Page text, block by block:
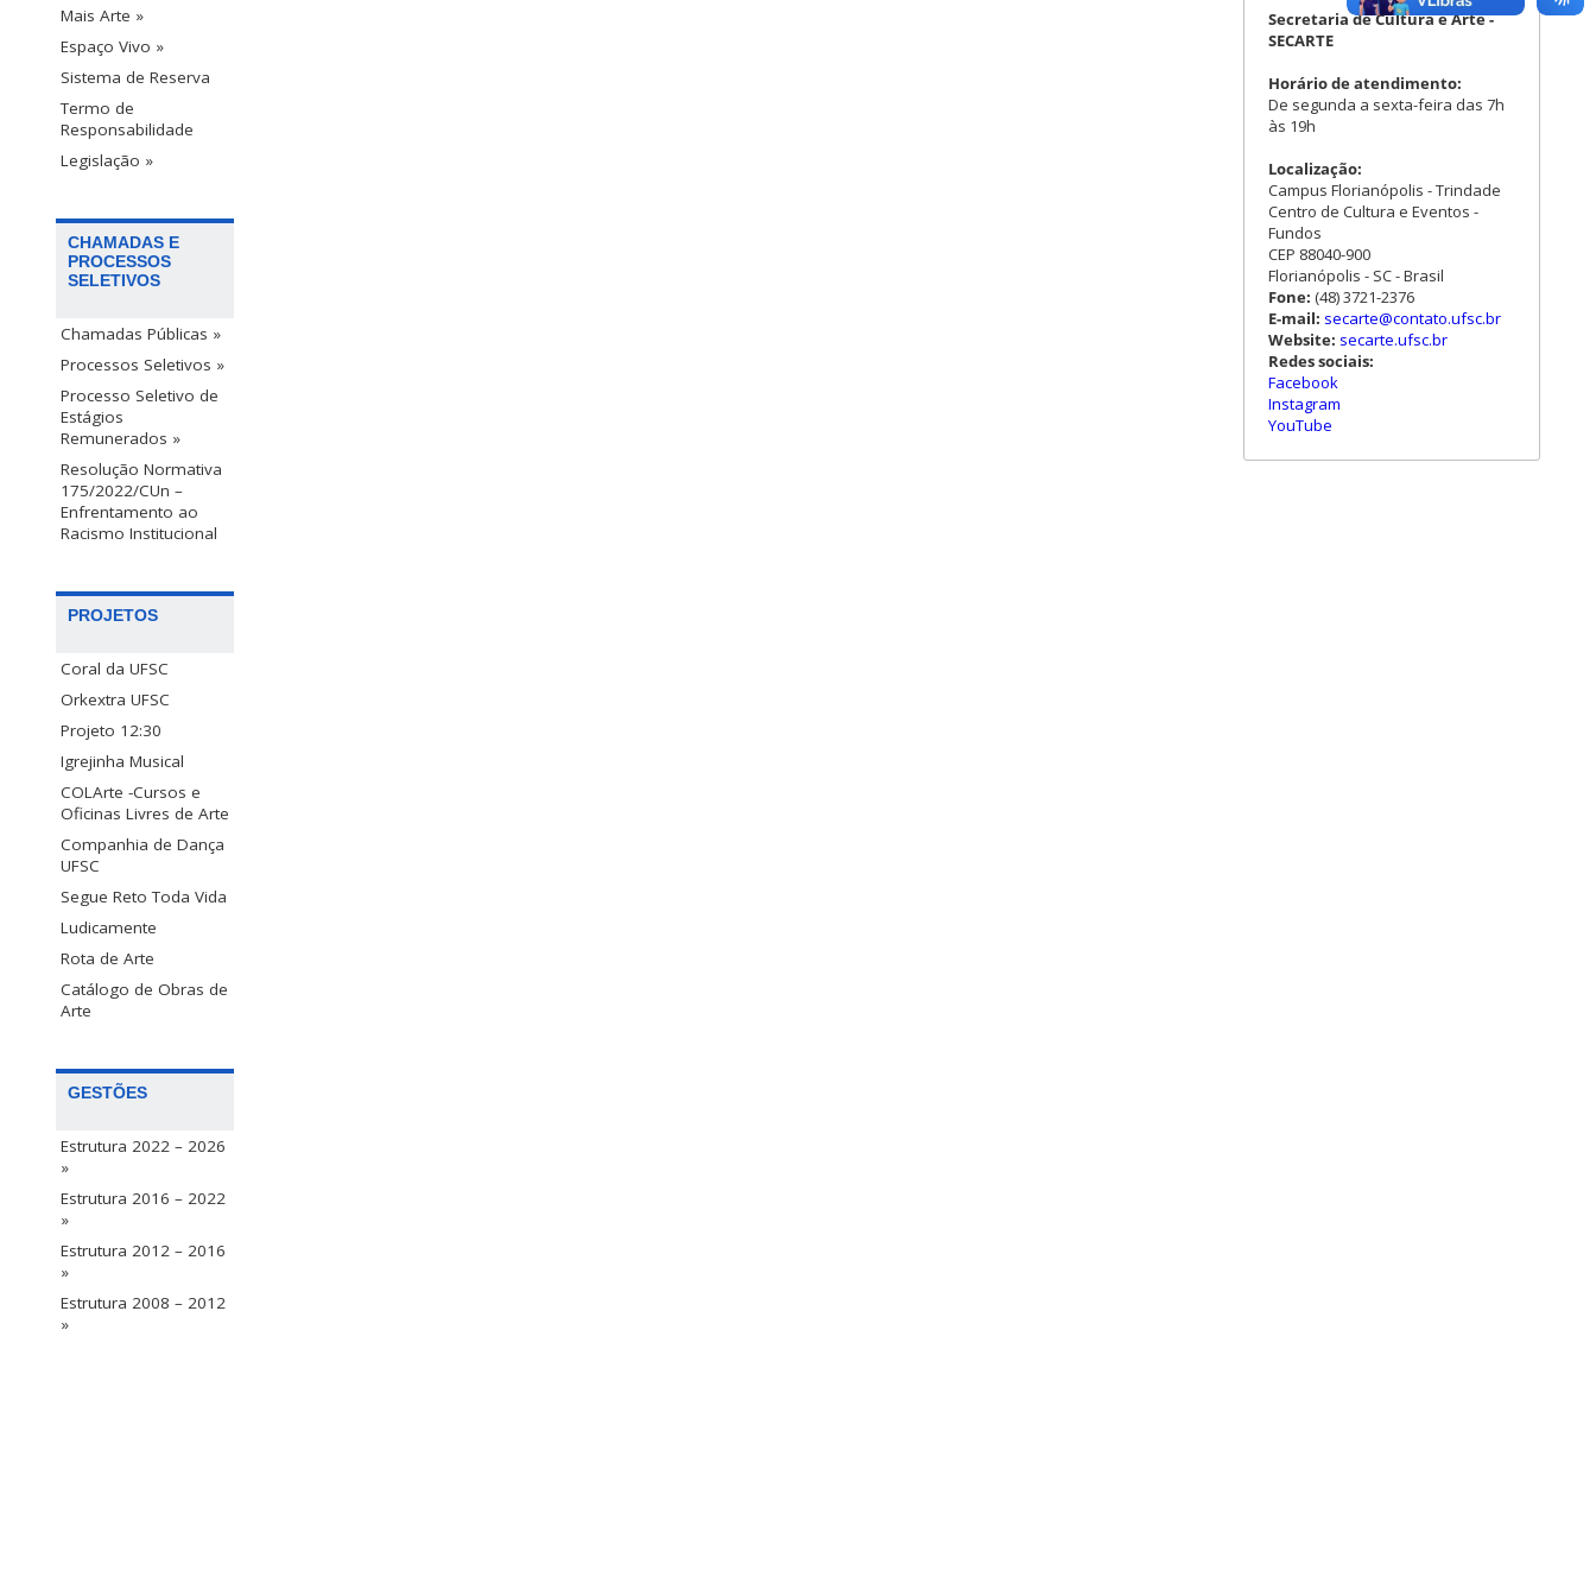
Mais Arte »
Espaço Vivo »
Sistema de Reserva
Termo de
Responsabilidade
Legislação »
CHAMADAS E
PROCESSOS
SELETIVOS
Chamadas Públicas »
Processos Seletivos »
Processo Seletivo de
Estágios
Remunerados »
Resolução Normativa
175/2022/CUn –
Enfrentamento ao
Racismo Institucional
PROJETOS
Coral da UFSC
Orkextra UFSC
Projeto 12:30
Igrejinha Musical
COLArte -Cursos e
Oficinas Livres de Arte
Companhia de Dança
UFSC
Segue Reto Toda Vida
Ludicamente
Rota de Arte
Catálogo de Obras de
Arte
GESTÕES
Estrutura 2022 – 2026
»
Estrutura 2016 – 2022
»
Estrutura 2012 – 2016
»
Estrutura 2008 – 2012
»
Secretaria de Cultura e Arte -
SECARTE
Horário de atendimento:
De segunda a sexta-feira das 7h
às 19h
Localização:
Campus Florianópolis - Trindade
Centro de Cultura e Eventos -
Fundos
CEP 88040-900
Florianópolis - SC - Brasil
Fone: (48) 3721-2376
E-mail: secarte@contato.ufsc.br
Website: secarte.ufsc.br
Redes sociais:
Facebook
Instagram
YouTube